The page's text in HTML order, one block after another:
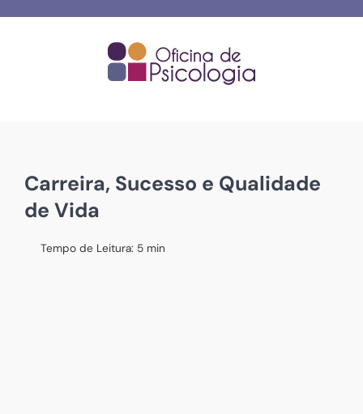
Carreira, Sucesso e Qualidade
de Vida
Tempo de Leitura: 5 min